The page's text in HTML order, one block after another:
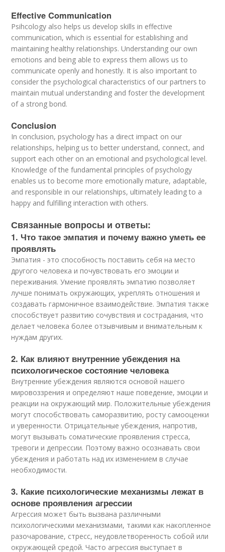
Effective Communication
Psihcology also helps us develop skills in effective
communication, which is essential for establishing and
maintaining healthy relationships. Understanding our own
emotions and being able to express them allows us to
communicate openly and honestly. It is also important to
consider the psychological characteristics of our partners to
maintain mutual understanding and foster the development
of a strong bond.
Conclusion
In conclusion, psychology has a direct impact on our
relationships, helping us to better understand, connect, and
support each other on an emotional and psychological level.
Knowledge of the fundamental principles of psychology
enables us to become more emotionally mature, adaptable,
and responsible in our relationships, ultimately leading to a
happy and fulfilling interaction with others.
Связанные вопросы и ответы:
1. Что такое эмпатия и почему важно уметь ее
проявлять
Эмпатия - это способность поставить себя на место
другого человека и почувствовать его эмоции и
переживания. Умение проявлять эмпатию позволяет
лучше понимать окружающих, укреплять отношения и
создавать гармоничное взаимодействие. Эмпатия также
способствует развитию сочувствия и сострадания, что
делает человека более отзывчивым и внимательным к
нуждам других.
2. Как влияют внутренние убеждения на
психологическое состояние человека
Внутренние убеждения являются основой нашего
мировоззрения и определяют наше поведение, эмоции и
реакции на окружающий мир. Положительные убеждения
могут способствовать саморазвитию, росту самооценки
и уверенности. Отрицательные убеждения, напротив,
могут вызывать соматические проявления стресса,
тревоги и депрессии. Поэтому важно осознавать свои
убеждения и работать над их изменением в случае
необходимости.
3. Какие психологические механизмы лежат в
основе проявления агрессии
Агрессия может быть вызвана различными
психологическими механизмами, такими как накопленное
разочарование, стресс, неудовлетворенность собой или
окружающей средой. Часто агрессия выступает в